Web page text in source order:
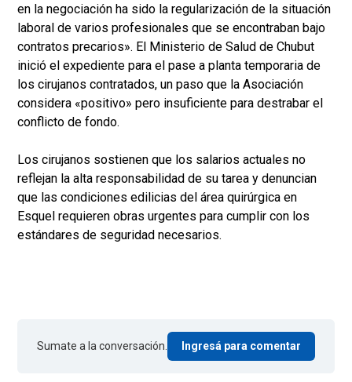
en la negociación ha sido la regularización de la situación
laboral de varios profesionales que se encontraban bajo
contratos precarios». El Ministerio de Salud de Chubut
inició el expediente para el pase a planta temporaria de
los cirujanos contratados, un paso que la Asociación
considera «positivo» pero insuficiente para destrabar el
conflicto de fondo.
Los cirujanos sostienen que los salarios actuales no
reflejan la alta responsabilidad de su tarea y denuncian
que las condiciones edilicias del área quirúrgica en
Esquel requieren obras urgentes para cumplir con los
estándares de seguridad necesarios.
Sumate a la conversación. Ingresá para comentar